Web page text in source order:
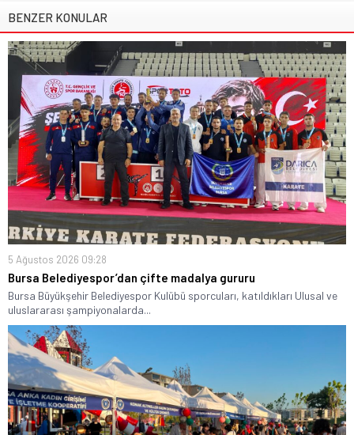
BENZER KONULAR
5 Ağustos 2026 09:28
Bursa Belediyespor’dan çifte madalya gururu
Bursa Büyükşehir Belediyespor Kulübü sporcuları, katıldıkları Ulusal ve
uluslararası şampiyonalarda...